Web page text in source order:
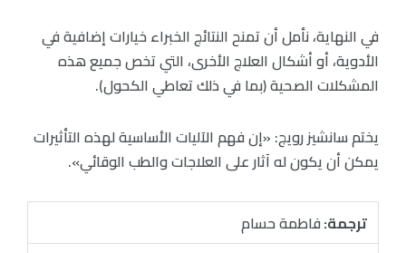
في النهاية، نأمل أن تمنح النتائج الخبراء خيارات إضافية في
الأدوية، أو أشكال العلاج الأخرى، التي تخص جميع هذه
المشكلات الصحية (بما في ذلك تعاطي الكحول).
يختم سانشيز رويج: «إن فهم الآليات الأساسية لهذه التأثيرات
يمكن أن يكون له آثار على العلاجات والطب الوقائي».
ترجمة:فاطمة حسام